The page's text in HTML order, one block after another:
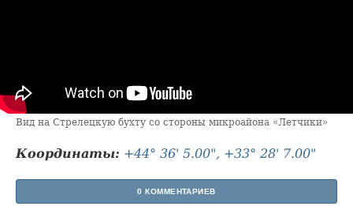
Вид на Стрелецкую бухту со стороны микроайона «Летчики»
Координаты: +44° 36' 5.00", +33° 28' 7.00"
0 КОММЕНТАРИЕВ